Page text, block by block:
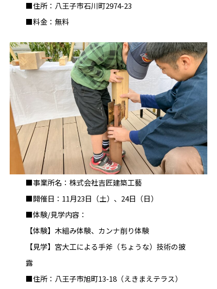
■住所：八王子市石川町2974-23
■料金：無料
■事業所名：株式会社吉匠建築工藝
■開催日：11月23日（土）、24日（日）
■体験/見学内容：
【体験】木組み体験、カンナ削り体験
【見学】宮大工による手斧（ちょうな）技術の披
露
■住所：八王子市旭町13-18（えきまえテラス）